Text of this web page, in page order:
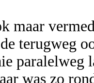
maar
terugweg
paralelweg
was zo